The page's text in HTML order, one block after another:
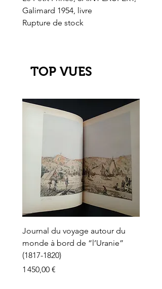
Galimard 1954, livre
Rupture de stock
TOP VUES
Journal du voyage autour du
monde à bord de “l’Uranie”
(1817-1820)
Prix
1 450,00 €